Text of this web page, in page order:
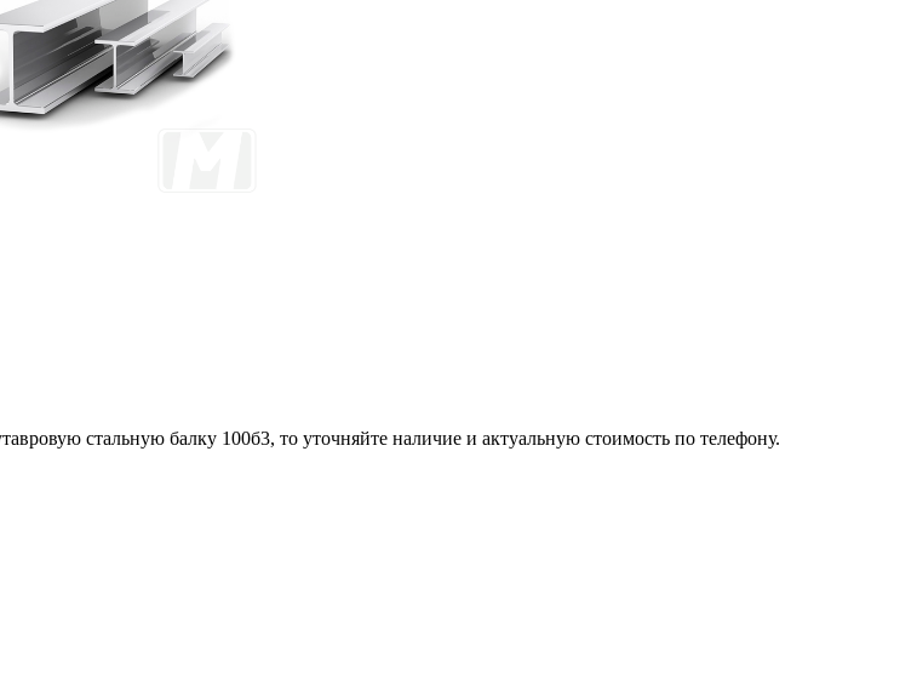
стальную балку 100б3, то уточняйте наличие и актуальную стоимость по телефону.